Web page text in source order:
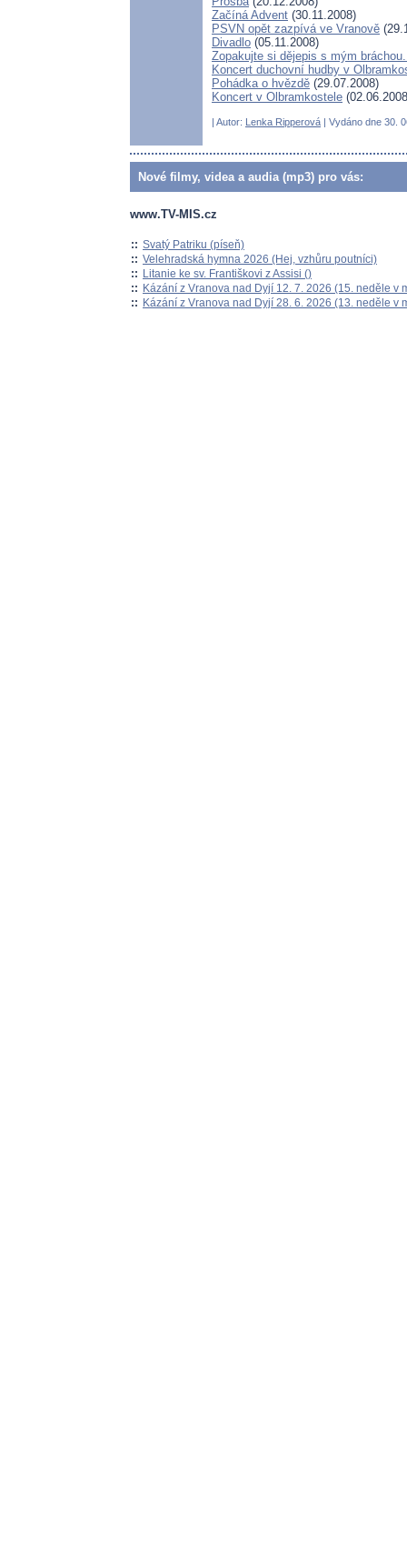
Začíná Advent (30.11.2008)
PSVN opět zazpívá ve Vranově
Divadlo (05.11.2008)
Zopakujte si dějepis s mým
Koncert duchovní hudby v
Pohádka o hvězdě (29.07.2008)
Koncert v Olbramkostele
| Autor: Lenka Ripperová | Vydáno dne 30.
Nové filmy, videa a audia (mp3) pro vás:
www.TV-MIS.cz
:: Svatý Patriku (píseň)
:: Velehradská hymna 2026 (Hej, vzhůru poutníci)
:: Litanie ke sv. Františkovi z Assisi ()
:: Kázání z Vranova nad Dyjí 12. 7. 2026 (15. neděle v
:: Kázání z Vranova nad Dyjí 28. 6. 2026 (13. neděle v